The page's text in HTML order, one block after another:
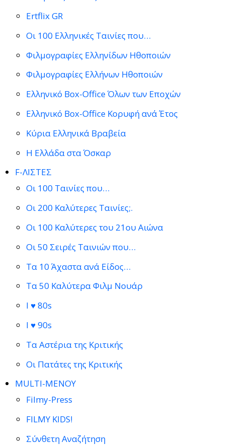
Ertflix GR
Οι 100 Ελληνικές Ταινίες που…
Φιλμογραφίες Ελληνίδων Ηθοποιών
Φιλμογραφίες Ελλήνων Ηθοποιών
Ελληνικό Box-Office Όλων των Εποχών
Ελληνικό Box-Office Κορυφή ανά Έτος
Κύρια Ελληνικά Βραβεία
Η Ελλάδα στα Όσκαρ
F-ΛΙΣΤΕΣ
Οι 100 Ταινίες που…
Οι 200 Καλύτερες Ταινίες;.
Οι 100 Καλύτερες του 21ου Αιώνα
Οι 50 Σειρές Ταινιών που…
Τα 10 Άχαστα ανά Είδος…
Τα 50 Καλύτερα Φιλμ Νουάρ
I ♥ 80s
I ♥ 90s
Τα Αστέρια της Κριτικής
Οι Πατάτες της Κριτικής
MULTI-ΜΕΝΟΥ
Filmy-Press
FILMY KIDS!
Σύνθετη Αναζήτηση